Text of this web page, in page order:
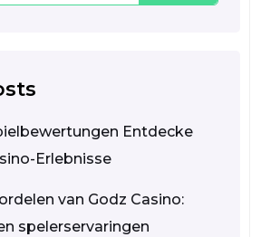
Entdecke
Erlebnisse
van Godz Casino:
spelerservaringen